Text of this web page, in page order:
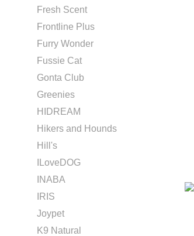
Fresh Scent
Frontline Plus
Furry Wonder
Fussie Cat
Gonta Club
Greenies
HIDREAM
Hikers and Hounds
Hill's
ILoveDOG
INABA
IRIS
Joypet
K9 Natural